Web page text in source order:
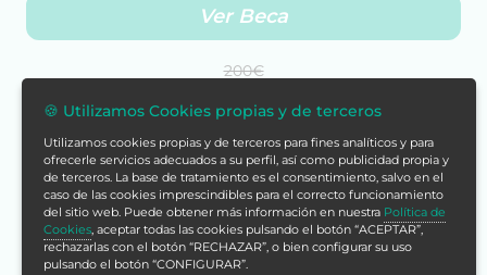
Ver Beca
200€
60€
Cómpralo ya
Con tu compra acumularías
240 puntos
🍪 Utilizamos Cookies propias y de terceros
Utilizamos cookies propias y de terceros para fines analíticos y para
ofrecerle servicios adecuados a su perfil, así como publicidad propia y
de terceros. La base de tratamiento es el consentimiento, salvo en el
caso de las cookies imprescindibles para el correcto funcionamiento
del sitio web. Puede obtener más información en nuestra Política de
Cookies, aceptar todas las cookies pulsando el botón “ACEPTAR”,
rechazarlas con el botón “RECHAZAR”, o bien configurar su uso
pulsando el botón “CONFIGURAR”.